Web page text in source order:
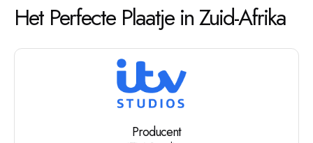
Het Perfecte Plaatje in Zuid-Afrika
Producent